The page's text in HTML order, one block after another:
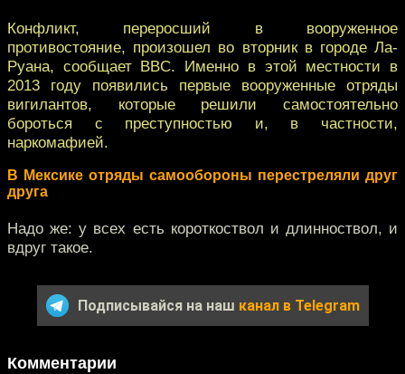
Конфликт, переросший в вооруженное
противостояние, произошел во вторник в городе Ла-
Руана, сообщает BBC. Именно в этой местности в
2013 году появились первые вооруженные отряды
вигилантов, которые решили самостоятельно
бороться с преступностью и, в частности,
наркомафией.
В Мексике отряды самообороны перестреляли друг
друга
Надо же: у всех есть короткоствол и длинноствол, и
вдруг такое.
Подписывайся на наш канал в Telegram
Комментарии